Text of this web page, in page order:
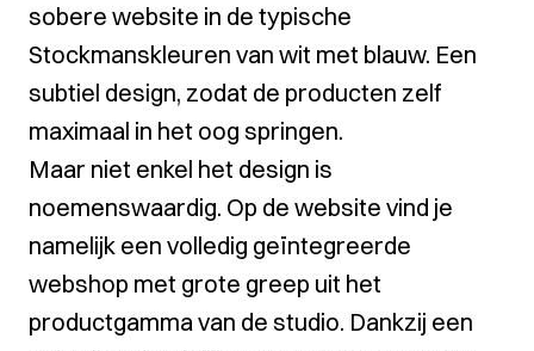
sobere website in de typische
Stockmanskleuren van wit met blauw. Een
subtiel design, zodat de producten zelf
maximaal in het oog springen.
Maar niet enkel het design is
noemenswaardig. Op de website vind je
namelijk een volledig geïntegreerde
webshop met grote greep uit het
productgamma van de studio. Dankzij een